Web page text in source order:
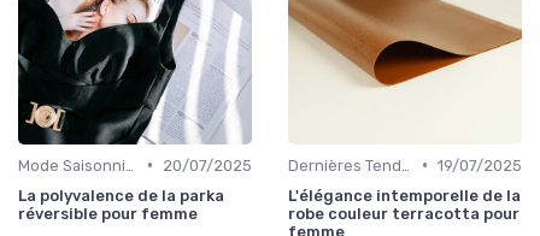
•
20/07/2025
La polyvalence de la parka
réversible pour femme
• 19/07/2025
L'élégance intemporelle de la
robe couleur terracotta pour
femme